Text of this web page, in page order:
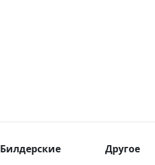
Билдерские Другое